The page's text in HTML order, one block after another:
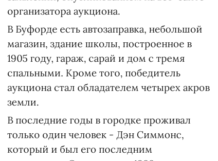
организатора аукциона.
В Буфорде есть автозаправка, небольшой
магазин, здание школы, построенное в
1905 году, гараж, сарай и дом с тремя
спальными. Кроме того, победитель
аукциона стал обладателем четырех акров
земли.
В последние годы в городке проживал
только один человек - Дэн Симмонс,
который и был его последним